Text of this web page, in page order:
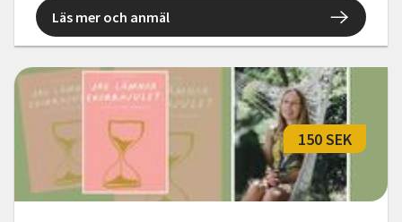
Läs mer och anmäl
150 SEK